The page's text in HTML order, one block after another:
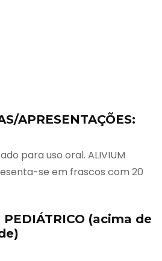
APRESENTAÇÕES:
para uso oral. ALIVIUM
se em frascos com 20
PEDIÁTRICO (acima de